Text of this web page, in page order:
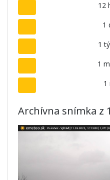
12
1
1
1
1
Archívna snímka z